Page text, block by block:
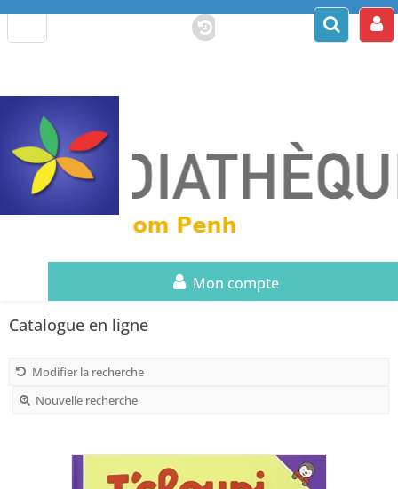
Mon compte
Catalogue en ligne
Modifier la recherche
Nouvelle recherche